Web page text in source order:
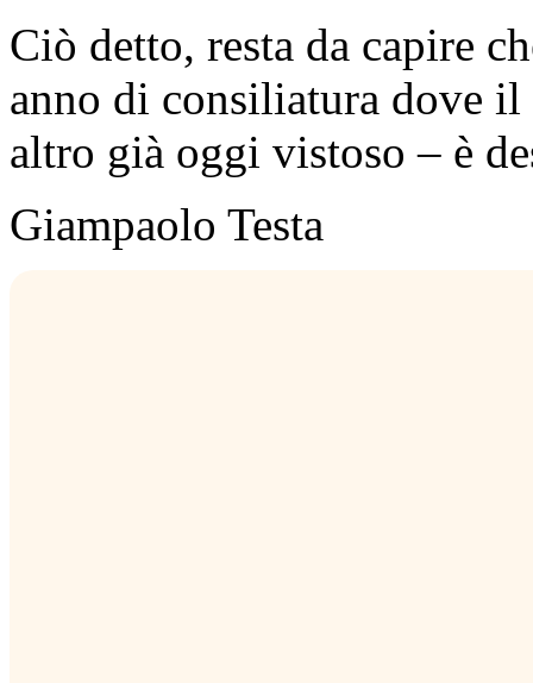
Ciò detto, resta da capire
anno di consiliatura dove
altro già oggi vistoso – è
Giampaolo Testa